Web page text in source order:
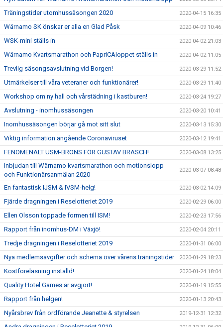
Träningstider utomhussäsongen 2020 2020-04-15 16:35
Wärnamo SK önskar er alla en Glad Påsk 2020-04-09 10:46
WSK-mini ställs in 2020-04-02 21:03
Wärnamo Kvartsmarathon och PaprICAloppet ställs in 2020-04-02 11:05
Trevlig säsongsavslutning vid Borgen! 2020-03-29 11:52
Utmärkelser till våra veteraner och funktionärer! 2020-03-29 11:40
Workshop om ny hall och vårstädning i kastburen! 2020-03-24 19:27
Avslutning - inomhussäsongen 2020-03-20 10:41
Inomhussäsongen börjar gå mot sitt slut 2020-03-13 15:30
Viktig information angående Coronaviruset 2020-03-12 19:41
FENOMENALT USM-BRONS FÖR GUSTAV BRASCH! 2020-03-08 13:25
Inbjudan till Wärnamo kvartsmarathon och motionslopp
och Funktionärsanmälan 2020
2020-03-07 08:48
En fantastisk IJSM & IVSM-helg! 2020-03-02 14:09
Fjärde dragningen i Reselotteriet 2019 2020-02-29 06:00
Ellen Olsson toppade formen till ISM! 2020-02-23 17:56
Rapport från inomhus-DM i Växjö! 2020-02-04 20:11
Tredje dragningen i Reselotteriet 2019 2020-01-31 06:00
Nya medlemsavgifter och schema över vårens träningstider 2020-01-29 18:23
Kostföreläsning inställd! 2020-01-24 18:04
Quality Hotel Games är avgjort! 2020-01-19 15:55
Rapport från helgen! 2020-01-13 20:43
Nyårsbrev från ordförande Jeanette & styrelsen 2019-12-31 12:32